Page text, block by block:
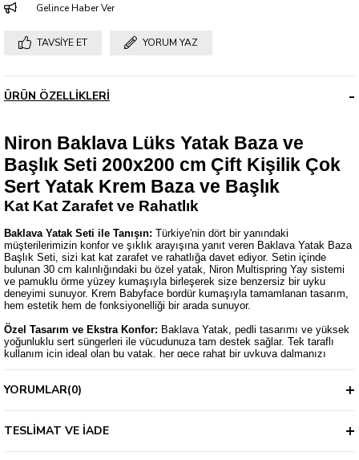
Gelince Haber Ver
TAVSIYE ET YORUM YAZ
ÜRÜN ÖZELLIKLERI
Niron Baklava Lüks Yatak Baza ve
Başlık Seti 200x200 cm Çift Kişilik Çok
Sert Yatak Krem Baza ve Başlık
Kat Kat Zarafet ve Rahatlık
Baklava Yatak Seti ile Tanışın: Türkiye'nin dört bir yanındaki
müşterilerimizin konfor ve şıklık arayışına yanıt veren Baklava Yatak Baza
Başlık Seti, sizi kat kat zarafet ve rahatlığa davet ediyor. Setin içinde
bulunan 30 cm kalınlığındaki bu özel yatak, Niron Multispring Yay sistemi
ve pamuklu örme yüzey kumaşıyla birleşerek size benzersiz bir uyku
deneyimi sunuyor. Krem Babyface bordür kumaşıyla tamamlanan tasarım,
hem estetik hem de fonksiyonelliği bir arada sunuyor.
Özel Tasarım ve Ekstra Konfor: Baklava Yatak, pedli tasarımı ve yüksek
yoğunluklu sert süngerleri ile vücudunuza tam destek sağlar. Tek taraflı
kullanım için ideal olan bu yatak, her gece rahat bir uykuya dalmanızı
kumaş kaplaması sayesinde yatağınızın kaymasını önler ve geniş iç hacmi
ile ekstra depolama alanı sunar. 30x30 mm profil kapak ve 6 adet 20x20
YORUMLAR(0)
TESLIMAT VE İADE